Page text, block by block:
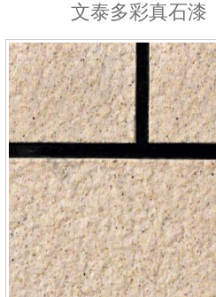
文泰多彩真石漆